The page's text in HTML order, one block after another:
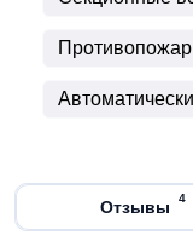
Отзывы 4